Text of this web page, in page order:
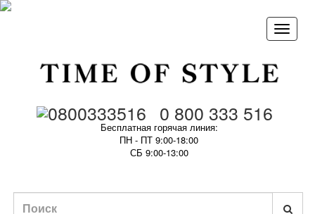
0 800 333 516
Бесплатная горячая линия:
ПН - ПТ 9:00-18:00
СБ 9:00-13:00